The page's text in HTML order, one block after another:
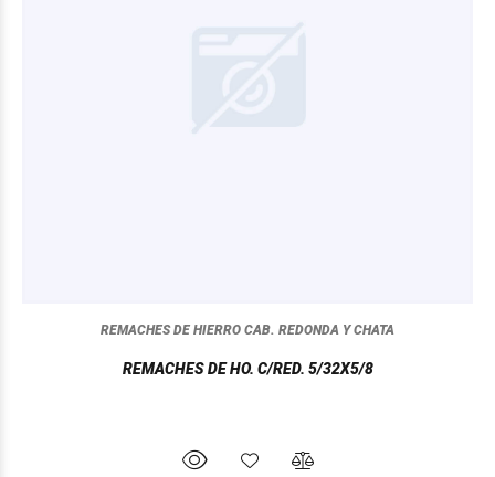
REMACHES DE HIERRO CAB. REDONDA Y CHATA
REMACHES DE HO. C/RED. 5/32X5/8